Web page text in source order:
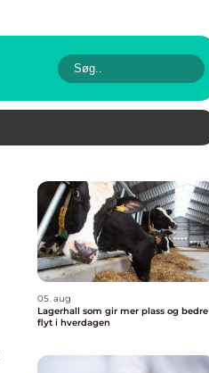
05. aug
Lagerhall som gir mer plass og bedre
flyt i hverdagen